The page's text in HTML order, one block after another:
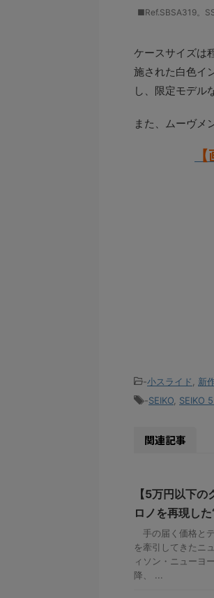
■Ref.SBSA319。
ケースサイズは
施された白色イ
し、限定モデル
また、ムーヴメ
-小スライド 新
-SEIKO SEIKO
関連記事
【5万円以下
ロノを再現し
手の届く価格と
を牽引してきたニ
ィソン・ニューヨ
降、 ...